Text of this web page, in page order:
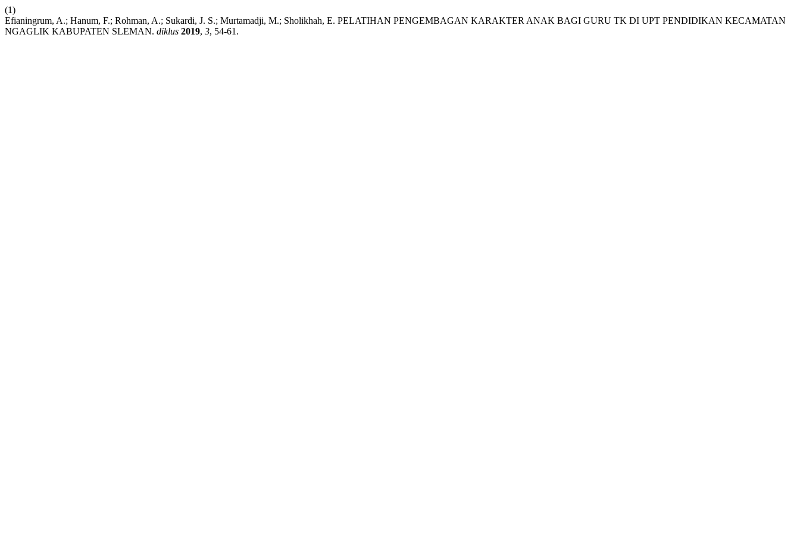
(1)
Efianingrum, A.; Hanum, F.; Rohman, A.; Sukardi, J. S.; Murtamadji, M.; Sholikhah, E. PELATIHAN PENGEMBAGAN KARAKTER ANAK BAGI GURU TK DI UPT PENDIDIKAN KECAMATAN
NGAGLIK KABUPATEN SLEMAN. diklus 2019, 3, 54-61.